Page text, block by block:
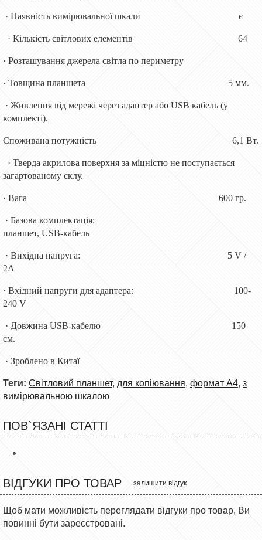
· Наявність вимірювальної шкали є
· Кількість світлових елементів 64
· Розташування джерела світла по периметру
· Товщина планшета 5 мм.
· Живлення від мережі через адаптер або USB кабель (у
комплекті).
Споживана потужність 6,1 Вт.
· Тверда акрилова поверхня за міцністю не поступається
загартованому склу.
· Вага 600 гр.
· Базова комплектація:
планшет, USB-кабель
· Вихідна напруга: 5 V /
2А
· Вхідний напруги для адаптера: 100-
240 V
· Довжина USB-кабелю 150
см.
· Зроблено в Китаї
Теги: Світловий планшет, для копіювання, формат А4, з
вимірювальною шкалою
ПОВ`ЯЗАНІ СТАТТІ
ВІДГУКИ ПРО ТОВАР залишити відгук
Щоб мати можливість переглядати відгуки про товар, Ви
повинні бути зареєстровані.